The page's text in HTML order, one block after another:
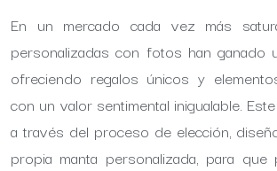
En un mercado cada vez más
personalizadas con fotos han ganado
ofreciendo regalos únicos y
con un valor sentimental inigualable.
a través del proceso de elección,
propia manta personalizada, para